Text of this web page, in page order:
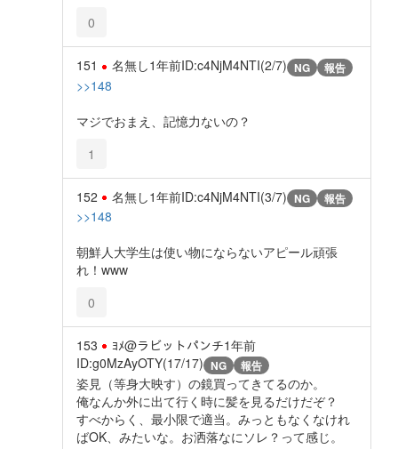
0
151 名無し1年前ID:c4NjM4NTI(2/7) NG 報告
>>148
マジでおまえ、記憶力ないの？
1
152 名無し1年前ID:c4NjM4NTI(3/7) NG 報告
>>148
朝鮮人大学生は使い物にならないアピール頑張
れ！www
0
153 ﾖﾒ@ラビットパンチ1年前
ID:g0MzAyOTY(17/17) NG 報告
姿見（等身大映す）の鏡買ってきてるのか。
俺なんか外に出て行く時に髪を見るだけだぞ？
すべからく、最小限で適当。みっともなくなけれ
ばOK、みたいな。お洒落なにソレ？って感じ。